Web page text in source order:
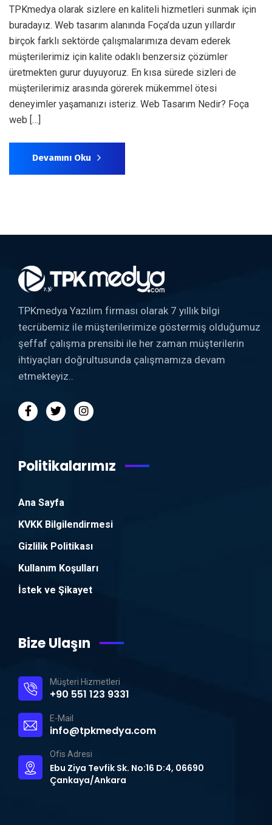
TPKmedya olarak sizlere en kaliteli hizmetleri sunmak için
buradayız. Web tasarım alanında Foça’da uzun yıllardır
birçok farklı sektörde çalışmalarımıza devam ederek
müşterilerimiz için kalite odaklı benzersiz çözümler
üretmekten gurur duyuyoruz. En kısa sürede sizleri de
müşterilerimiz arasında görerek mükemmel ötesi
deneyimler yaşamanızı isteriz. Web Tasarım Nedir? Foça
web […]
Devamını Oku
TPKmedya Yazılım firması olarak 7 yıllık bilgi
tecrübemiz ile müşterilerimize göstermiş olduğumuz
şeffaf çalışma prensibi ile her zaman müşterilerin
ihtiyaçları doğrultusunda çalışmamıza devam
etmekteyiz..
Politikalarımız
Ana Sayfa
KVKK Bilgilendirmesi
Gizlilik Politikası
Kullanım Koşulları
İstek ve Şikayet
Bize Ulaşın
Müşteri Hizmetleri
+90 551 123 9331
E-Mail
info@tpkmedya.com
Ofis Adresi
Ebu Ziya Tevfik Sk. No:16 D:4, 06690
Çankaya/Ankara